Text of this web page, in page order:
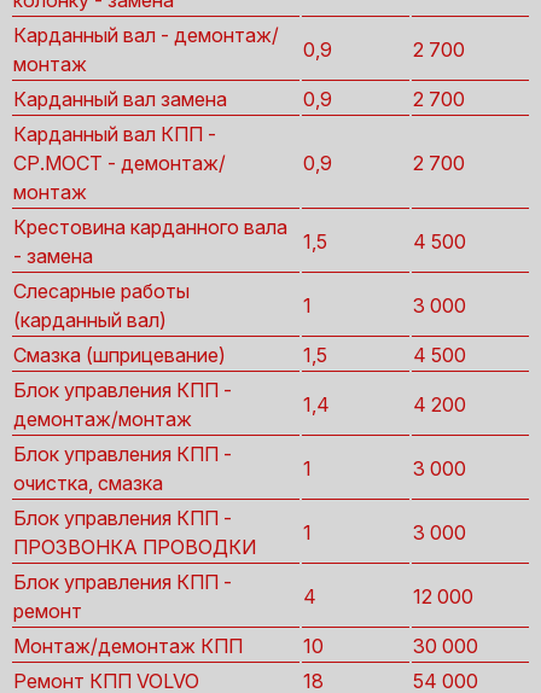
Карданный вал - демонтаж/
монтаж
0,9 2 700
Карданный вал замена 0,9
2 700
Карданный вал КПП -
СР.МОСТ - демонтаж/
монтаж
0,9 2 700
Крестовина карданного вала
- замена
1,5 4 500
Слесарные работы
(карданный вал)
1 3 000
Смазка (шприцевание) 1,5
4 500
Блок управления КПП -
демонтаж/монтаж
1,4 4 200
Блок управления КПП -
очистка, смазка
1 3 000
Блок управления КПП -
ПРОЗВОНКА ПРОВОДКИ
1 3 000
Блок управления КПП -
ремонт
4 12 000
Монтаж/демонтаж КПП 10
30 000
Ремонт КПП VOLVO
18 54 000